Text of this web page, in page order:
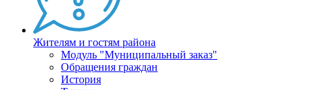
Жителям и гостям района
Модуль "Муниципальный заказ"
Обращения граждан
История